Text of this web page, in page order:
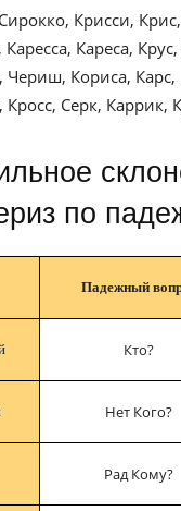
Крисси,
Кареса,
Чериш, Кориса,
Кросс, Серк, Каррик,
по
Падежный
Кто?
Нет Кого?
Рад Кому?